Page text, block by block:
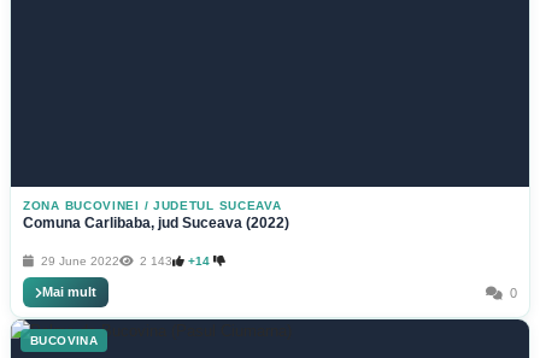
ZONA BUCOVINEI / JUDETUL SUCEAVA
Comuna Carlibaba, jud Suceava (2022)
29 June 2022 2 143 +14
Mai mult 0
BUCOVINA